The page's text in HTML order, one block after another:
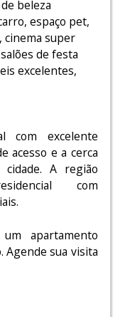
beleza
espaço pet,
cinema super
de festa
excelentes,
com excelente
acesso e a cerca
A região
com
apartamento
sua visita